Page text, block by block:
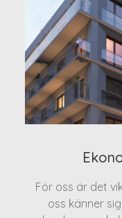
För oss är det
oss känner